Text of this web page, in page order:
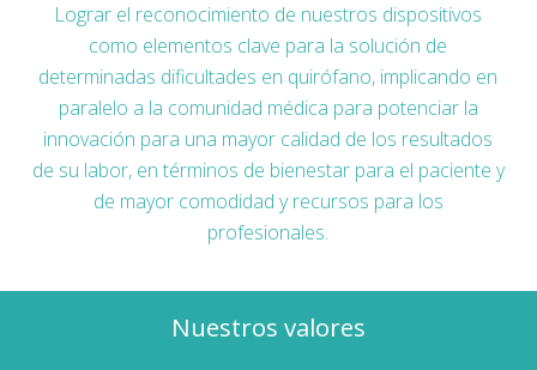
Lograr el reconocimiento de nuestros dispositivos
como elementos clave para la solución de
determinadas dificultades en quirófano, implicando en
paralelo a la comunidad médica para potenciar la
innovación para una mayor calidad de los resultados
de su labor, en términos de bienestar para el paciente y
de mayor comodidad y recursos para los
profesionales.
Nuestros valores